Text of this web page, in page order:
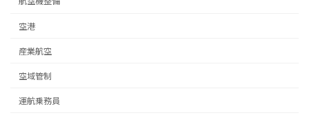
空港
産業航空
空域管制
運航乗務員